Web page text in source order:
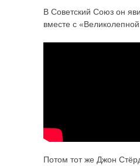
В Советский Союз он
вместе с
Потом тот же Джон